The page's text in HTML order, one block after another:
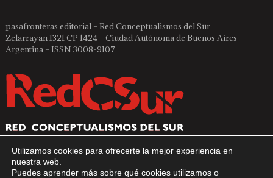
pasafronteras editorial – Red Conceptualismos del Sur
Zelarrayan 1321 CP 1424 – Ciudad Autónoma de Buenos Aires –
Argentina – ISSN 3008-9107
Utilizamos cookies para ofrecerte la mejor experiencia en
nuestra web.
Puedes aprender más sobre qué cookies utilizamos o